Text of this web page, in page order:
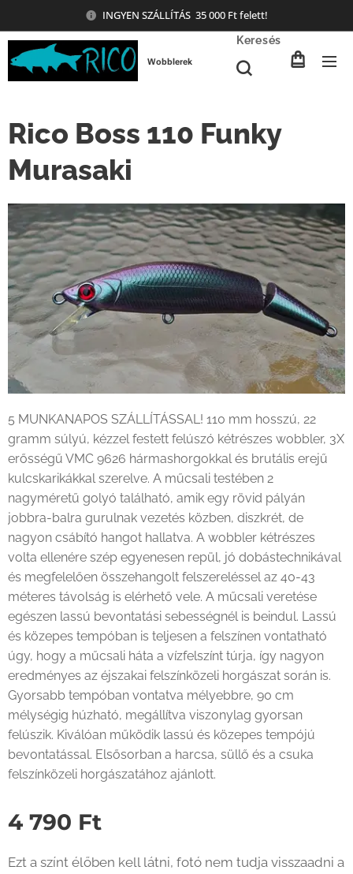
INGYEN SZÁLLÍTÁS 35 000 Ft felett!
Wobblerek
Keresés
Rico Boss 110 Funky
Murasaki
5 MUNKANAPOS SZÁLLÍTÁSSAL! 110 mm hosszú, 22
gramm súlyú, kézzel festett felúszó kétrészes wobbler, 3X
erősségű VMC 9626 hármashorgokkal és brutális erejű
kulcskarikákkal szerelve. A műcsali testében 2
nagyméretű golyó található, amik egy rövid pályán
jobbra-balra gurulnak vezetés közben, diszkrét, de
nagyon csábító hangot hallatva. A wobbler kétrészes
volta ellenére szép egyenesen repül, jó dobástechnikával
és megfelelően összehangolt felszereléssel az 40-43
méteres távolság is elérhető vele. A műcsali veretése
egészen lassú bevontatási sebességnél is beindul. Lassú
és közepes tempóban is teljesen a felszínen vontatható
úgy, hogy a műcsali háta a vízfelszínt túrja, így nagyon
eredményes az éjszakai felszínközeli horgászat során is.
Gyorsabb tempóban vontatva mélyebbre, 90 cm
mélységig húzható, megállítva viszonylag gyorsan
felúszik. Kiválóan működik lassú és közepes tempójú
bevontatással. Elsősorban a harcsa, süllő és a csuka
felszínközeli horgászatához ajánlott.
4 790 Ft
Ezt a színt élőben kell látni, fotó nem tudja visszaadni a